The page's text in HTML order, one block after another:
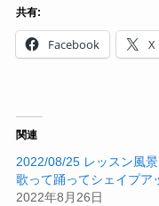
共有:
Facebook X
関連
2022/08/25 レッスン風景
歌って踊ってシェイプア
2022年8月26日